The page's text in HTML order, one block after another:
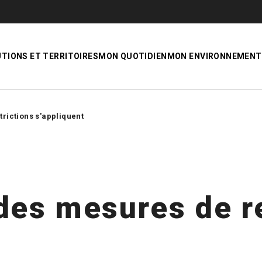
ET TERRITOIRES MON QUOTIDIEN MON ENVIRONNEMENT
s'appliquent
mesures de